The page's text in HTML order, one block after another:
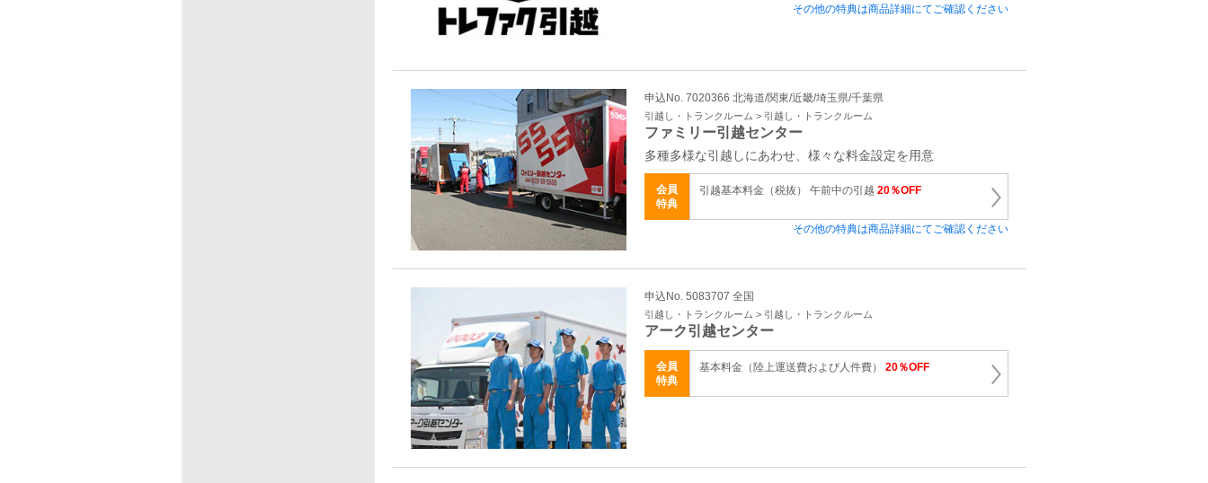
その他の特典は商品詳細にてご確認ください
申込No. 7020366 北海道/関東/近畿/埼玉県/千葉県
引越し・トランクルーム > 引越し・トランクルーム
ファミリー引越センター
多種多様な引越しにあわせ、様々な料金設定を用意
会員
特典
引越基本料金（税抜） 午前中の引越 20％OFF
その他の特典は商品詳細にてご確認ください
申込No. 5083707 全国
引越し・トランクルーム > 引越し・トランクルーム
アーク引越センター
会員
特典
基本料金（陸上運送費および人件費） 20％OFF